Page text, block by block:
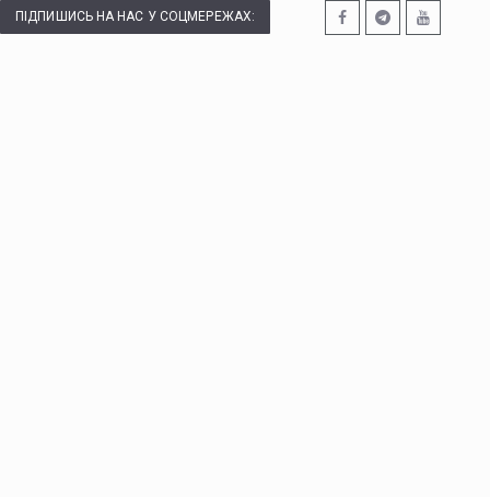
ПІДПИШИСЬ НА НАС У СОЦМЕРЕЖАХ: